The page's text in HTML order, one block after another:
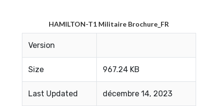
HAMILTON-T1 Militaire Brochure_FR
Version
Size 967.24 KB
Last Updated décembre 14, 2023